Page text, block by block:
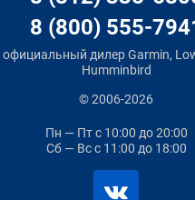
8 (800) 555-
дилер Garmin,
Humminbird
© 2006-2026
Пн — Птс 10:00 до 20:00
Сб — Всс 11:00 до 18:00